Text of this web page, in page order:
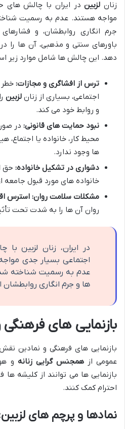
زنان لزبیندر ایران با چالش های
مواجه هستند. عدم به رسمیت
جرم انگاری روابطشان، و
باورهای سنتی و مذهبی، آن ها را
دهد. این چالش ها شامل موارد زیر
ترس از افشاگری و مجازات: خطر
اجتماعی، بسیاری از زنان لزبین
و روابط خود می کند.
نبود حمایت های قانونی: در
محیط کار، خانواده یا اجتماع،
ها وجود ندارد.
دشواری در تشکیل خانواده: حق
خانواده های مورد قبول
مشکلات سلامت روان: استرس
روان آن ها را به شدت تحت
در ایران، زنان لزبین
اجتماعی بسیار جدی
عدم به رسمیت شناخته
ها و جرم انگاری
بازنمایی های
بازنمایی های فرهنگی و نمادین
عمومی ازهمجنس گرایی زنانه و
بازنمایی ها می توانند از کلیشه ها
احترام کمک کنند.
نمادها و پرچم های